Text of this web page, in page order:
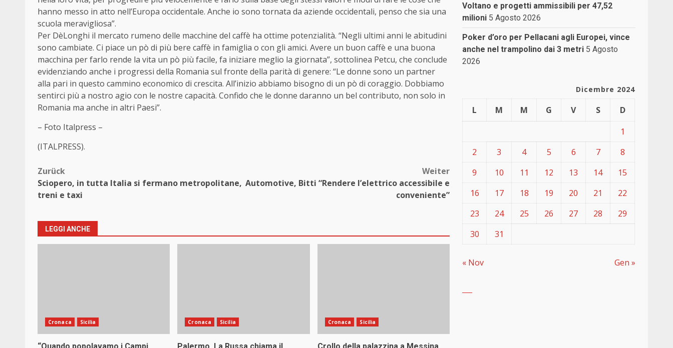
hanno messo in atto nell’Europa occidentale. Anche io sono tornata da aziende occidentali, penso che sia una
scuola meravigliosa”.
Per DèLonghi il mercato rumeno delle macchine del caffè ha ottime potenzialità. “Negli ultimi anni le abitudini
sono cambiate. Ci piace un pò di più bere caffè in famiglia o con gli amici. Avere un buon caffè e una buona
macchina per farlo rende la vita un pò più facile, fa iniziare meglio la giornata”, sottolinea Petcu, che conclude
evidenziando anche i progressi della Romania sul fronte della parità di genere: “Le donne sono un partner
alla pari in questo cammino economico di crescita. All’inizio abbiamo bisogno di un pò di coraggio. Dobbiamo
sentirci più a nostro agio con le nostre capacità. Confido che le donne daranno un bel contributo, non solo in
Romania ma anche in altri Paesi”.
– Foto Italpress –
(ITALPRESS).
Beitragsnavigation
Zurück
Sciopero, in tutta Italia si fermano metropolitane,
treni e taxi
Weiter
Automotive, Bitti “Rendere l’elettrico accessibile e
conveniente”
LEGGI ANCHE
Cronaca Sicilia Cronaca Sicilia Cronaca Sicilia
Voltano e progetti ammissibili per 47,52
milioni 5 Agosto 2026
Poker d’oro per Pellacani agli Europei, vince
anche nel trampolino dai 3 metri 5 Agosto
2026
Dicembre 2024
L M M G V S
D
1
2
3 4 5 6 7
8
9
10 11 12 13 14
15
16
17 18 19 20 21
22
23
24 25 26 27 28
29
30
31
« Nov Gen »